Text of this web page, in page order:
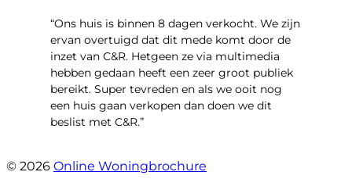
“Ons huis is binnen 8 dagen verkocht. We zijn
ervan overtuigd dat dit mede komt door de
inzet van C&R. Hetgeen ze via multimedia
hebben gedaan heeft een zeer groot publiek
bereikt. Super tevreden en als we ooit nog
een huis gaan verkopen dan doen we dit
beslist met C&R.”
© 2026 Online Woningbrochure